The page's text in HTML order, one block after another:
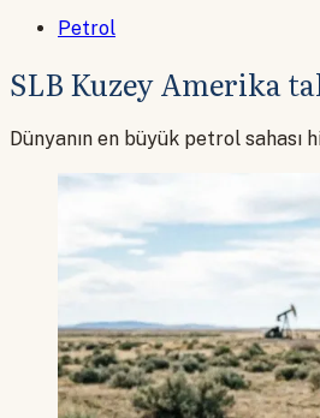
Petrol
SLB Kuzey Amerika
Dünyanın en büyük petrol